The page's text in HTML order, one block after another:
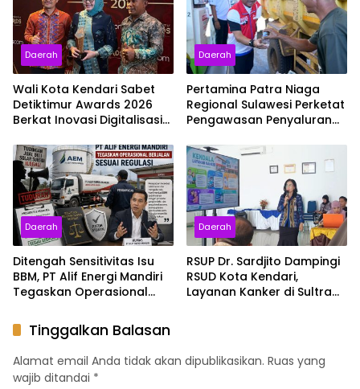
Daerah
Wali Kota Kendari Sabet
Detiktimur Awards 2026
Berkat Inovasi Digitalisasi
Daerah
Pertamina Patra Niaga
Regional Sulawesi Perketat
Pengawasan Penyaluran
Kolaka Utara
Daerah
Ditengah Sensitivitas Isu
BBM, PT Alif Energi Mandiri
Tegaskan Operasional
Daerah
RSUP Dr. Sardjito Dampingi
RSUD Kota Kendari,
Layanan Kanker di Sultra
Tinggalkan Balasan
Alamat email Anda tidak akan dipublikasikan. Ruas yang
wajib ditandai *